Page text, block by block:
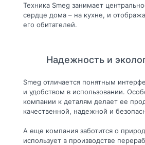
Техника Smeg занимает
сердце дома – на кухне, и
его обитателей.
Надежность и
Smeg отличается понятным
и удобством в использовании.
компании к деталям делает ее
качественной, надежной и
А еще компания заботится о
использует в производстве